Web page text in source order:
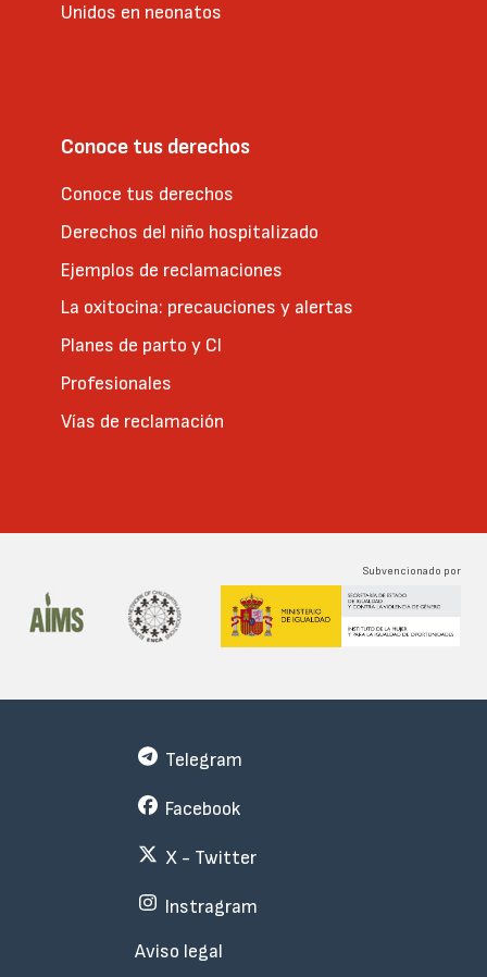
Unidos en neonatos
Conoce tus derechos
Conoce tus derechos
Derechos del niño hospitalizado
Ejemplos de reclamaciones
La oxitocina: precauciones y alertas
Planes de parto y CI
Profesionales
Vías de reclamación
Subvencionado por
Subfooter
Telegram
Facebook
X - Twitter
Instragram
Aviso legal